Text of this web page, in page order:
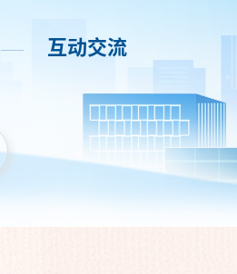
—— 互动交流